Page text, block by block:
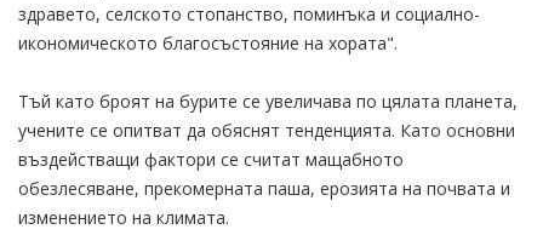
здравето, селското стопанство, поминъка и социално-
икономическото благосъстояние на хората".
Тъй като броят на бурите се увеличава по цялата планета,
учените се опитват да обяснят тенденцията. Като основни
въздействащи фактори се считат мащабното
обезлесяване, прекомерната паша, ерозията на почвата и
изменението на климата.